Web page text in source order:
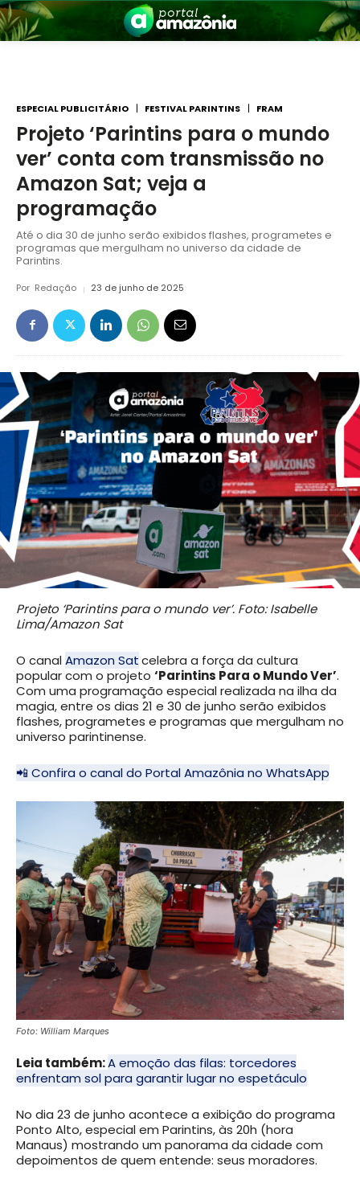
ESPECIAL PUBLICITÁRIO FESTIVAL PARINTINS FRAM
Projeto ‘Parintins para o mundo
ver’ conta com transmissão no
Amazon Sat; veja a
programação
Até o dia 30 de junho serão exibidos flashes, programetes e
programas que mergulham no universo da cidade de
Parintins.
Por Redação 23 de junho de 2025
Projeto ‘Parintins para o mundo ver’. Foto: Isabelle
Lima/Amazon Sat
O canalAmazon Satcelebra a força da cultura
popular com o projeto ‘Parintins Para o Mundo Ver’.
Com uma programação especial realizada na ilha da
magia, entre os dias 21 e 30 de junho serão exibidos
flashes, programetes e programas que mergulham no
universo parintinense.
📲 Confira o canal do Portal Amazônia no WhatsApp
Foto: William Marques
Leia também:A emoção das filas: torcedores
enfrentam sol para garantir lugar no espetáculo
No dia 23 de junho acontece a exibição do programa
Ponto Alto, especial em Parintins, às 20h (hora
Manaus) mostrando um panorama da cidade com
depoimentos de quem entende: seus moradores.